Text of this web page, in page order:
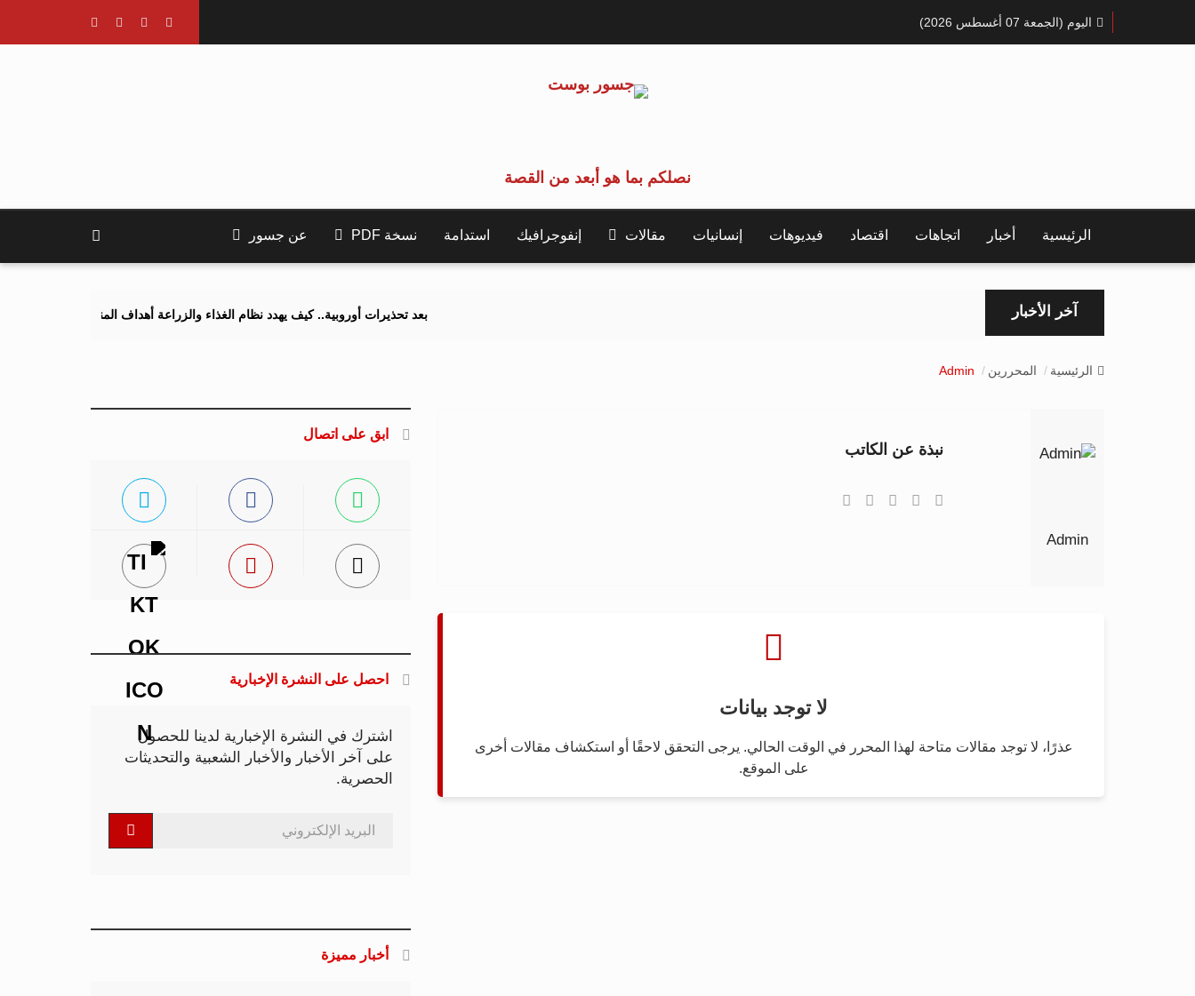
اليوم (الجمعة 07 أغسطس 2026)
نصلكم بما هو أبعد من القصة
الرئيسية أخبار اتجاهات اقتصاد فيديوهات إنسانيات مقالات إنفوجرافيك استدامة نسخة PDF عن جسور
آخر الأخبار بعد تحذيرات أوروبية.. كيف يهدد نظام الغذاء والزراعة أهداف المناخ 2040 و2050؟
الرئيسية المحررين Admin
Admin
نبذة عن الكاتب
لا توجد بيانات
عذرًا، لا توجد مقالات متاحة لهذا المحرر في الوقت الحالي. يرجى التحقق لاحقًا أو استكشاف مقالات أخرى
على الموقع.
ابق على اتصال
احصل على النشرة الإخبارية
اشترك في النشرة الإخبارية لدينا للحصول
على آخر الأخبار والأخبار الشعبية والتحديثات
الحصرية.
أخبار مميزة